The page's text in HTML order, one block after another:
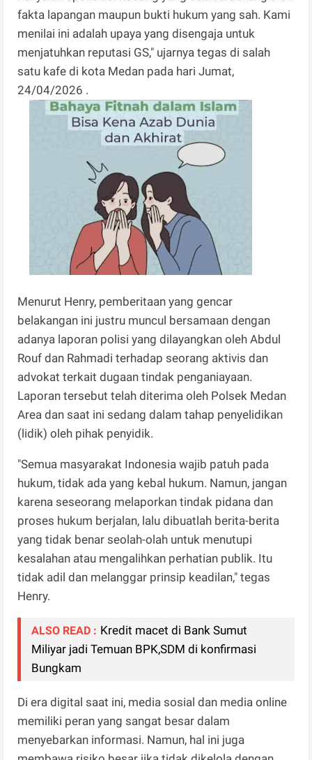
fakta lapangan maupun bukti hukum yang sah. Kami
menilai ini adalah upaya yang disengaja untuk
menjatuhkan reputasi GS," ujarnya tegas di salah
satu kafe di kota Medan pada hari Jumat,
24/04/2026 .
Menurut Henry, pemberitaan yang gencar
belakangan ini justru muncul bersamaan dengan
adanya laporan polisi yang dilayangkan oleh Abdul
Rouf dan Rahmadi terhadap seorang aktivis dan
advokat terkait dugaan tindak penganiayaan.
Laporan tersebut telah diterima oleh Polsek Medan
Area dan saat ini sedang dalam tahap penyelidikan
(lidik) oleh pihak penyidik.
"Semua masyarakat Indonesia wajib patuh pada
hukum, tidak ada yang kebal hukum. Namun, jangan
karena seseorang melaporkan tindak pidana dan
proses hukum berjalan, lalu dibuatlah berita-berita
yang tidak benar seolah-olah untuk menutupi
kesalahan atau mengalihkan perhatian publik. Itu
tidak adil dan melanggar prinsip keadilan," tegas
Henry.
ALSO READ : Kredit macet di Bank Sumut
Miliyar jadi Temuan BPK,SDM di konfirmasi
Bungkam
Di era digital saat ini, media sosial dan media online
memiliki peran yang sangat besar dalam
menyebarkan informasi. Namun, hal ini juga